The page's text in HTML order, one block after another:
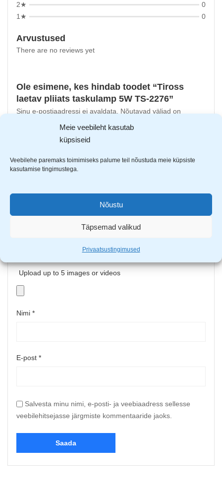
Meie veebileht kasutab
küpsiseid
Veebilehe paremaks toimimiseks palume teil nõustuda meie küpsiste
kasutamise tingimustega.
Nõustu
Täpsemad valikud
Privaatsustingimused
2★
0
1★
0
Arvustused
There are no reviews yet
Ole esimene, kes hindab toodet “Tiross
laetav pliiats taskulamp 5W TS-2276”
Sinu e-postiaadressi ei avaldata.
Nõutavad väljad on
-ga
Sinu arvustus*
Upload up to 5 images or videos
Nimi *
E-post *
Salvesta minu nimi, e-posti- ja veebiaadress sellesse
veebilehitsejasse järgmiste kommentaaride jaoks.